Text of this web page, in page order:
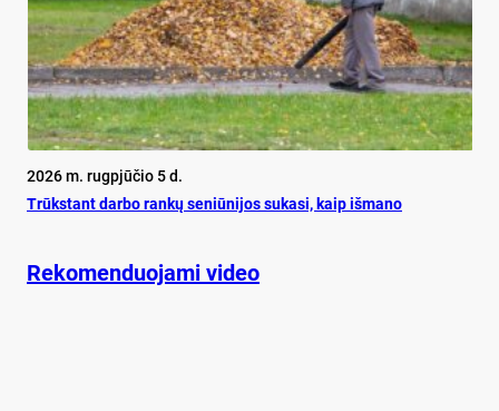
2026 m. rugpjūčio 5 d.
Trūks­tant dar­bo ran­kų se­niū­ni­jos su­ka­si, kaip iš­ma­no
Rekomenduojami video